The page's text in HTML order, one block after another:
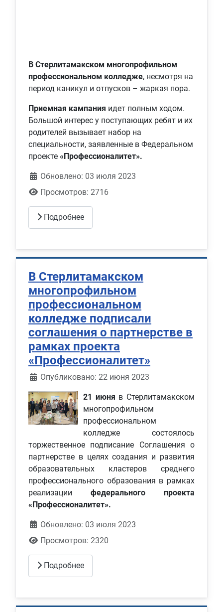
В Стерлитамакском многопрофильном
профессиональном колледже, несмотря на
период каникул и отпусков – жаркая пора.
Приемная кампания идет полным ходом.
Большой интерес у поступающих ребят и их
родителей вызывает набор на
специальности, заявленные в Федеральном
проекте «Профессионалитет».
Обновлено: 03 июля 2023
Просмотров: 2716
Подробнее
В Стерлитамакском
многопрофильном
профессиональном
колледже подписали
соглашения о партнерстве в
рамках проекта
«Профессионалитет»
Информация о материале
Опубликовано: 22 июня 2023
21 июня в Стерлитамакском
многопрофильном
профессиональном
колледже состоялось
торжественное подписание Соглашения о
партнерстве в целях создания и развития
образовательных кластеров среднего
профессионального образования в рамках
реализации федерального проекта
«Профессионалитет».
Обновлено: 03 июля 2023
Просмотров: 2320
Подробнее